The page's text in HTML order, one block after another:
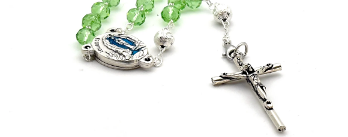
MÉDAILLES JÉSUS
MÉDAILLE SAINTS
MÉDAILLES ENFANTS CHAPELETS
EX-VOTOS ET COEURS SACRÉS
BOUGIES ET CIERGES
CUSTODES ET PYXIDES